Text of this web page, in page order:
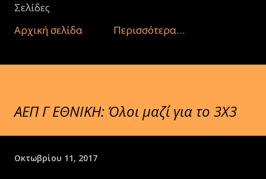
Σελίδες
Αρχική σελίδα
Περισσότερα…
ΑΕΠ Γ ΕΘΝΙΚΗ: Όλοι μαζί για το 3Χ3
Οκτωβρίου 11, 2017